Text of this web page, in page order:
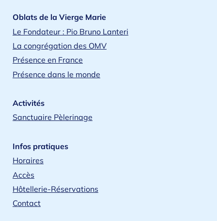
Oblats de la Vierge Marie
Le Fondateur : Pio Bruno Lanteri
La congrégation des OMV
Présence en France
Présence dans le monde
Activités
Sanctuaire Pèlerinage
Infos pratiques
Horaires
Accès
Hôtellerie-Réservations
Contact